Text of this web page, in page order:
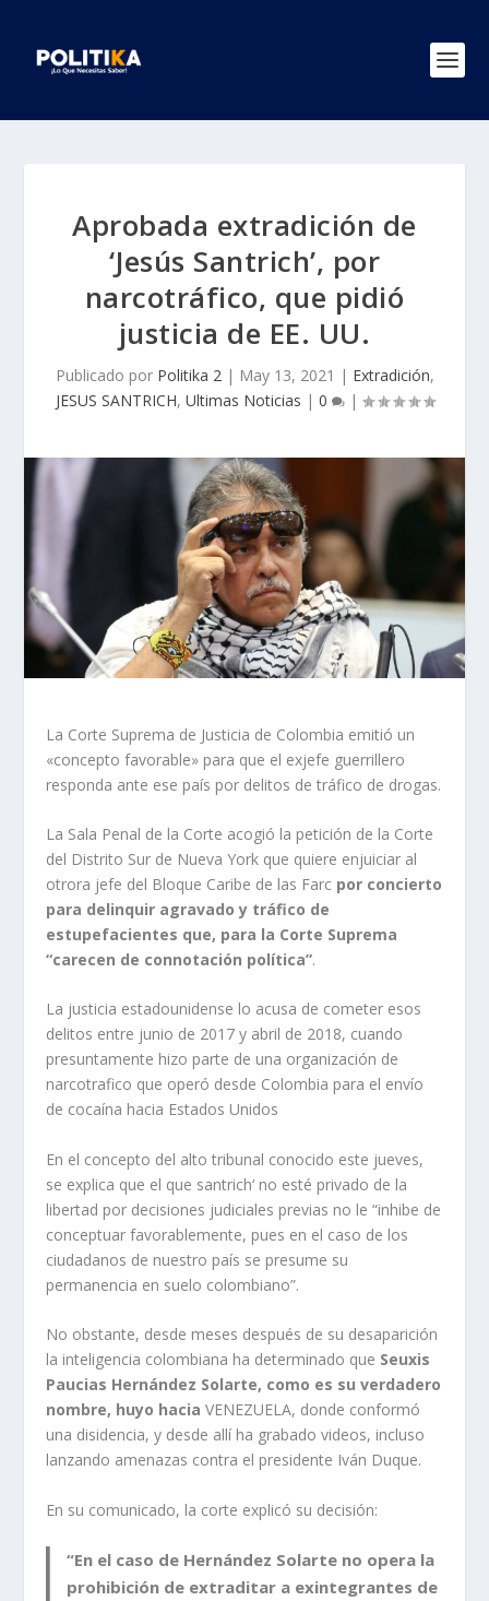
Aprobada extradición de
‘Jesús Santrich’, por
narcotráfico, que pidió
justicia de EE. UU.
Publicado por Politika 2| May 13, 2021 | Extradición,
JESUS SANTRICH, Ultimas Noticias | 0 |
La Corte Suprema de Justicia de Colombia emitió un
«concepto favorable» para que el exjefe guerrillero
responda ante ese país por delitos de tráfico de drogas.
La Sala Penal de la Corte acogió la petición de la Corte
del Distrito Sur de Nueva York que quiere enjuiciar al
otrora jefe del Bloque Caribe de las Farc por concierto
para delinquir agravado y tráfico de
estupefacientes que, para la Corte Suprema
“carecen de connotación política”.
La justicia estadounidense lo acusa de cometer esos
delitos entre junio de 2017 y abril de 2018, cuando
presuntamente hizo parte de una organización de
narcotrafico que operó desde Colombia para el envío
de cocaína hacia Estados Unidos
En el concepto del alto tribunal conocido este jueves,
se explica que el que santrich‘ no esté privado de la
libertad por decisiones judiciales previas no le “inhibe de
conceptuar favorablemente, pues en el caso de los
ciudadanos de nuestro país se presume su
permanencia en suelo colombiano”.
No obstante, desde meses después de su desaparición
la inteligencia colombiana ha determinado que Seuxis
Paucias Hernández Solarte, como es su verdadero
nombre, huyo hacia VENEZUELA, donde conformó
una disidencia, y desde allí ha grabado videos, incluso
lanzando amenazas contra el presidente Iván Duque.
En su comunicado, la corte explicó su decisión:
“En el caso de Hernández Solarte no opera la
prohibición de extraditar a exintegrantes de